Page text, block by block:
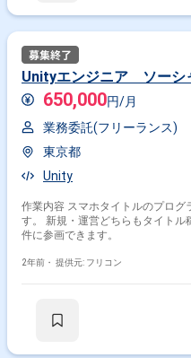
Unityエンジニア ソーシ
650,000円/月
業務委託(フリーランス)
東京都
Unity
作業内容 スマホタイトルのプログ
す。 新規・運営どちらもタイト
件に参画できます。
2年前・ 提供元: フリコン